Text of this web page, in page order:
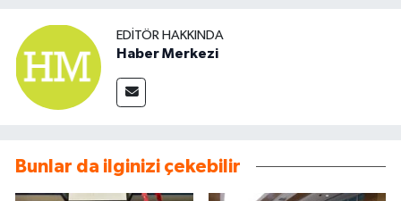
EDITÖR HAKKINDA
Haber Merkezi
Bunlar da ilginizi çekebilir